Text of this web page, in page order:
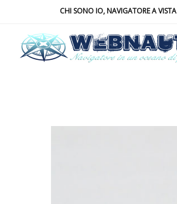
CHI SONO IO, NAVIGATORE A VISTA